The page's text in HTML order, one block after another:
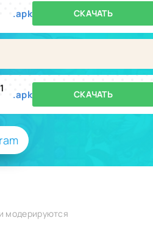
.apk СКАЧАТЬ
.apk СКАЧАТЬ
модерируются